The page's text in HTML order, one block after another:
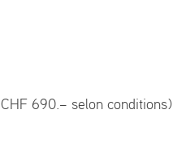
690.– selon conditions)